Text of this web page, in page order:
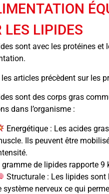
LES LIPIDES
sont avec les protéines et
les articles précèdent sur les
sont des corps gras
dans l’organisme :
Energétique : Les acides
Ils peuvent être
gramme de lipides rapporte 9
Structurale : Les lipides
système nerveux ce qui